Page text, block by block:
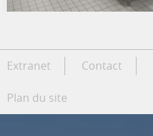
Extranet Contact
Plan du site